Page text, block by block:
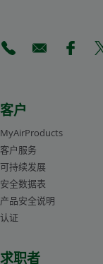
(Opens in a new
(Opens in a
客户
MyAirProducts
客户服务
可持续发展
安全数据表
产品安全说明
认证
求职者